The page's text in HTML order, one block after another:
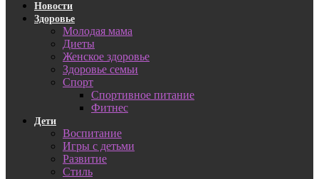
Новости
Здоровье
Молодая мама
Диеты
Женское здоровье
Здоровье семьи
Спорт
Спортивное питание
Фитнес
Дети
Воспитание
Игры с детьми
Развитие
Стиль